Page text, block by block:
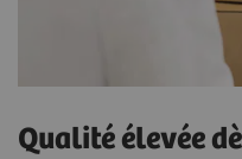
Qualité élevée